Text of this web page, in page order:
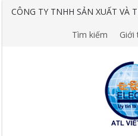
CÔNG TY TNHH SẢN XUẤT VÀ
Tìm kiếm Giới